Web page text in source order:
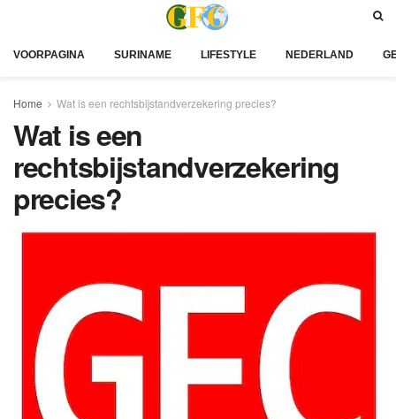
VOORPAGINA SURINAME LIFESTYLE NEDERLAND
Home Wat is een rechtsbijstandverzekering precies?
Wat is een
rechtsbijstandverzekering
precies?